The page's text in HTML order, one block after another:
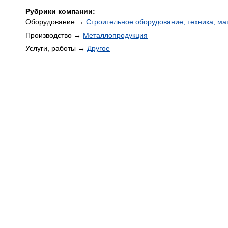
Рубрики компании:
Оборудование → Строительное оборудование, техника,
Производство → Металлопродукция
Услуги, работы → Другое